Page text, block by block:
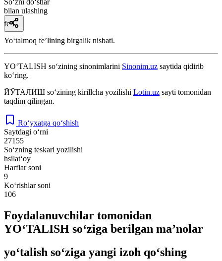
bilan ulashing
fe’l
Yoʻtalmoq feʼlining birgalik nisbati.
YO‘TALISH so‘zining sinonimlarini Sinonim.uz saytida qidirib
ko‘ring.
ЙЎТАЛИШ so‘zining kirillcha yozilishi Lotin.uz sayti tomonidan
taqdim qilingan.
Ro‘yxatga qo‘shish
Saytdagi o‘rni
27155
So‘zning teskari yozilishi
hsilat‘oy
Harflar soni
9
Ko‘rishlar soni
106
Foydalanuvchilar tomonidan
YO‘TALISH so‘ziga berilgan ma’nolar
yo‘talish so‘ziga yangi izoh qo‘shing